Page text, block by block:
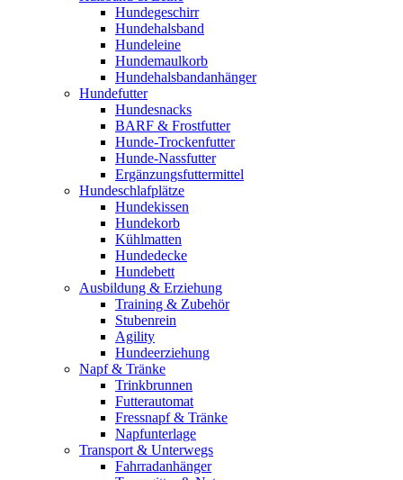
Hundegeschirr
Hundehalsband
Hundeleine
Hundemaulkorb
Hundehalsbandanhänger
Hundefutter
Hundesnacks
BARF & Frostfutter
Hunde-Trockenfutter
Hunde-Nassfutter
Ergänzungsfuttermittel
Hundeschlafplätze
Hundekissen
Hundekorb
Kühlmatten
Hundedecke
Hundebett
Ausbildung & Erziehung
Training & Zubehör
Stubenrein
Agility
Hundeerziehung
Napf & Tränke
Trinkbrunnen
Futterautomat
Fressnapf & Tränke
Napfunterlage
Transport & Unterwegs
Fahrradanhänger